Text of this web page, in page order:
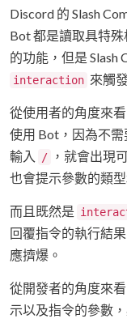
Discord 的 Slash
Bot 都是讀取具特
的功能，但是 Slash
interaction 來觸
從使用者的角度來
使用 Bot，因為不
輸入
/
，就會出現
也會提示參數的類
而且既然是
回覆指令的執行結
應擠爆。
從開發者的角度來
示以及指令的參數